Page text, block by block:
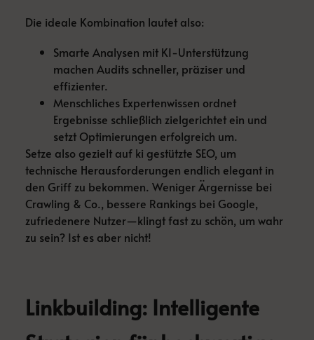
Die ideale Kombination lautet also:
Smarte Analysen mit KI-Unterstützung
machen Audits schneller, präziser und
effizienter.
Menschliches Expertenwissen ordnet
Ergebnisse schließlich zielgerichtet ein und
setzt Optimierungen erfolgreich um.
Setze also gezielt auf ki gestützte SEO, um
technische Herausforderungen endlich elegant in
den Griff zu bekommen. Weniger Ärgernisse bei
Crawling & Co., bessere Rankings bei Google,
zufriedenere Nutzer—klingt fast zu schön, um wahr
zu sein? Ist es aber nicht!
Linkbuilding: Intelligente